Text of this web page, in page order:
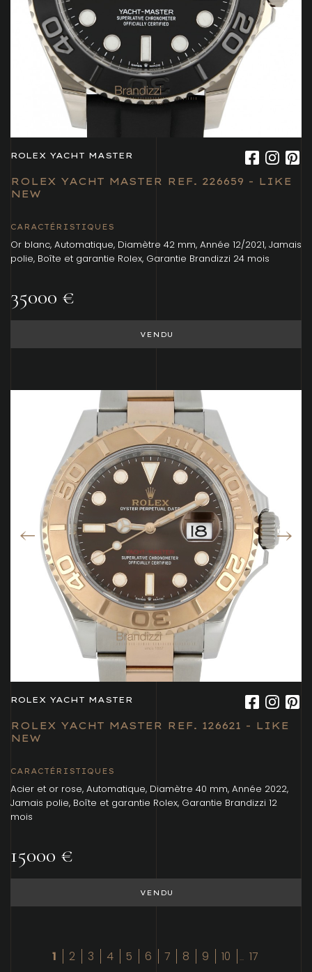
ROLEX YACHT MASTER
ROLEX YACHT MASTER REF. 226659 - LIKE
NEW
CARACTÉRISTIQUES
Or blanc, Automatique, Diamètre 42 mm, Année 12/2021, Jamais
polie, Boîte et garantie Rolex, Garantie Brandizzi 24 mois
35000 €
VENDU
ROLEX YACHT MASTER
ROLEX YACHT MASTER REF. 126621 - LIKE
NEW
CARACTÉRISTIQUES
Acier et or rose, Automatique, Diamètre 40 mm, Année 2022,
Jamais polie, Boîte et garantie Rolex, Garantie Brandizzi 12
mois
15000 €
VENDU
1 2 3 4 5 6 7 8 9 10 ... 17